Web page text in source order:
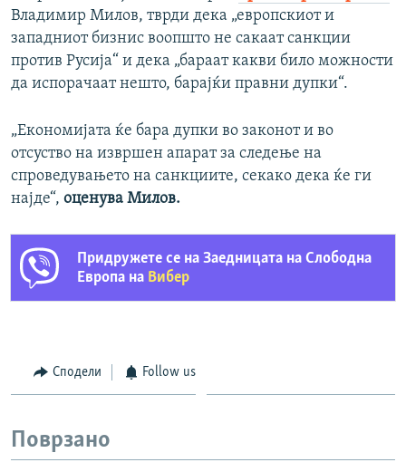
Владимир Милов, тврди дека „европскиот и
западниот бизнис воопшто не сакаат санкции
против Русија“ и дека „бараат какви било можности
да испорачаат нешто, барајќи правни дупки“.
„Економијата ќе бара дупки во законот и во
отсуство на извршен апарат за следење на
спроведувањето на санкциите, секако дека ќе ги
најде“, оценува Милов.
Придружете се на Заедницата на Слободна
Европа на Вибер
Сподели Follow us
Поврзано